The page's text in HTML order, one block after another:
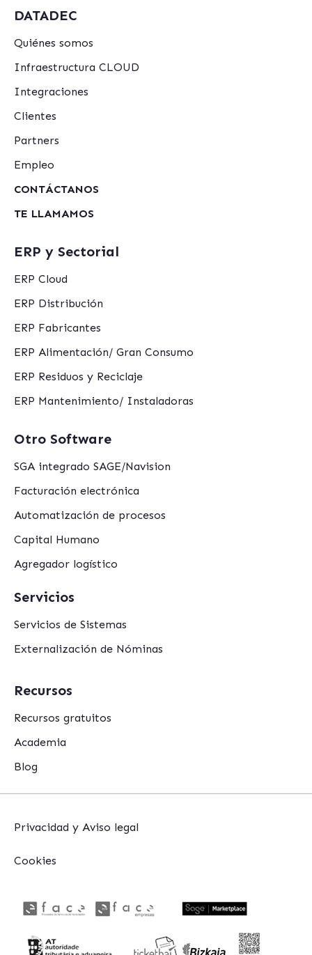
DATADEC
Quiénes somos
Infraestructura CLOUD
Integraciones
Clientes
Partners
Empleo
CONTÁCTANOS
TE LLAMAMOS
ERP y Sectorial
ERP Cloud
ERP Distribución
ERP Fabricantes
ERP Alimentación/ Gran Consumo
ERP Residuos y Reciclaje
ERP Mantenimiento/ Instaladoras
Otro Software
SGA integrado SAGE/Navision
Facturación electrónica
Automatización de procesos
Capital Humano
Agregador logístico
Servicios
Servicios de Sistemas
Externalización de Nóminas
Recursos
Recursos gratuitos
Academia
Blog
Privacidad y Aviso legal
Cookies